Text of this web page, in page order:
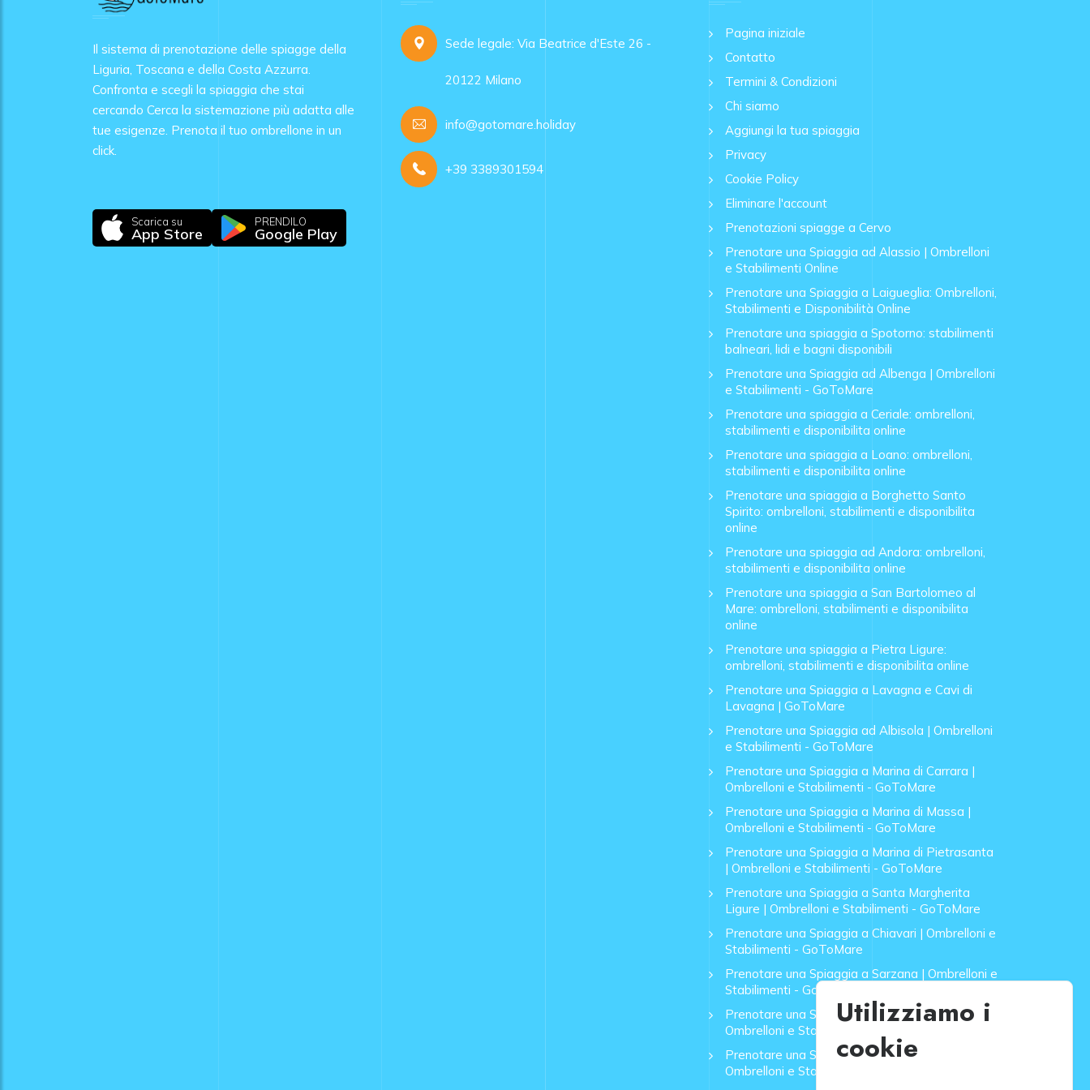
Il sistema di prenotazione delle spiagge della
Liguria, Toscana e della Costa Azzurra.
Confronta e scegli la spiaggia che stai
cercando Cerca la sistemazione più adatta alle
tue esigenze. Prenota il tuo ombrellone in un
click.
Scarica su
App Store
PRENDILO
Google Play
Sede legale: Via Beatrice d'Este 26 -
20122 Milano
info@gotomare.holiday
+39 3389301594
Pagina iniziale
Contatto
Termini & Condizioni
Chi siamo
Aggiungi la tua spiaggia
Privacy
Cookie Policy
Eliminare l'account
Prenotazioni spiagge a Cervo
Prenotare una Spiaggia ad Alassio | Ombrelloni
e Stabilimenti Online
Prenotare una Spiaggia a Laigueglia: Ombrelloni,
Stabilimenti e Disponibilità Online
Prenotare una spiaggia a Spotorno: stabilimenti
balneari, lidi e bagni disponibili
Prenotare una Spiaggia ad Albenga | Ombrelloni
e Stabilimenti - GoToMare
Prenotare una spiaggia a Ceriale: ombrelloni,
stabilimenti e disponibilita online
Prenotare una spiaggia a Loano: ombrelloni,
stabilimenti e disponibilita online
Prenotare una spiaggia a Borghetto Santo
Spirito: ombrelloni, stabilimenti e disponibilita
online
Prenotare una spiaggia ad Andora: ombrelloni,
stabilimenti e disponibilita online
Prenotare una spiaggia a San Bartolomeo al
Mare: ombrelloni, stabilimenti e disponibilita
online
Prenotare una spiaggia a Pietra Ligure:
ombrelloni, stabilimenti e disponibilita online
Prenotare una Spiaggia a Lavagna e Cavi di
Lavagna | GoToMare
Prenotare una Spiaggia ad Albisola | Ombrelloni
e Stabilimenti - GoToMare
Prenotare una Spiaggia a Marina di Carrara |
Ombrelloni e Stabilimenti - GoToMare
Prenotare una Spiaggia a Marina di Massa |
Ombrelloni e Stabilimenti - GoToMare
Prenotare una Spiaggia a Marina di Pietrasanta
| Ombrelloni e Stabilimenti - GoToMare
Prenotare una Spiaggia a Santa Margherita
Ligure | Ombrelloni e Stabilimenti - GoToMare
Prenotare una Spiaggia a Chiavari | Ombrelloni e
Stabilimenti - GoToMare
Prenotare una Spiaggia a Sarzana | Ombrelloni e
Stabilimenti - GoToMare
Prenotare una Spiaggia a Forte dei Marmi |
Ombrelloni e Stabilimenti - GoToMare
Prenotare una Spiaggia a Lido di Camaiore |
Ombrelloni e Stabilimenti - GoToMare
Utilizziamo i
cookie